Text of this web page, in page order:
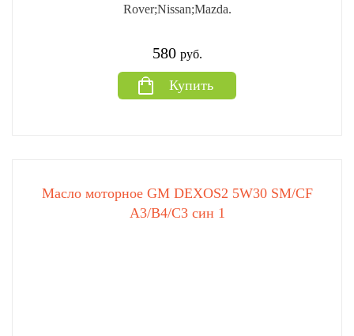
Rover;Nissan;Mazda.
580 руб.
Купить
Масло моторное GM DEXOS2 5W30 SM/CF
A3/B4/C3 син 1